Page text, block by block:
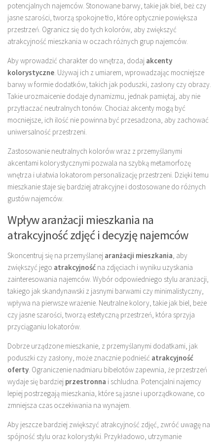
potencjalnych najemców. Stonowane barwy, takie jak biel, beż czy
jasne szarości, tworzą spokojne tło, które optycznie powiększa
przestrzeń. Ogranicz się do tych kolorów, aby zwiększyć
atrakcyjność mieszkania w oczach różnych grup najemców.
Aby wprowadzić charakter do wnętrza, dodaj akcenty
kolorystyczne . Używaj ich z umiarem, wprowadzając mocniejsze
barwy w formie dodatków, takich jak poduszki, zasłony czy obrazy.
Takie urozmaicenie dodaje dynamizmu, jednak pamiętaj, aby nie
przytłaczać neutralnych tonów. Chociaż akcenty mogą być
mocniejsze, ich ilość nie powinna być przesadzona, aby zachować
uniwersalność przestrzeni.
Zastosowanie neutralnych kolorów wraz z przemyślanymi
akcentami kolorystycznymi pozwala na szybką metamorfozę
wnętrza i ułatwia lokatorom personalizację przestrzeni. Dzięki temu
mieszkanie staje się bardziej atrakcyjne i dostosowane do różnych
gustów najemców.
Wpływ aranżacji mieszkania na
atrakcyjność zdjęć i decyzję najemców
Skoncentruj się na przemyślanej aranżacji mieszkania , aby
zwiększyć jego atrakcyjność na zdjęciach i wyniku uzyskania
zainteresowania najemców. Wybór odpowiedniego stylu aranżacji,
takiego jak skandynawski z jasnymi barwami czy minimalistyczny,
wpływa na pierwsze wrażenie. Neutralne kolory, takie jak biel, beże
czy jasne szarości, tworzą estetyczną przestrzeń, która sprzyja
przyciąganiu lokatorów.
Dobrze urządzone mieszkanie, z przemyślanymi dodatkami, jak
poduszki czy zasłony, może znacznie podnieść atrakcyjność
oferty . Ograniczenie nadmiaru bibelotów zapewnia, że przestrzeń
wydaje się bardziej przestronna i schludna. Potencjalni najemcy
lepiej postrzegają mieszkania, które są jasne i uporządkowane, co
zmniejsza czas oczekiwania na wynajem.
Aby jeszcze bardziej zwiększyć atrakcyjność zdjęć, zwróć uwagę na
spójność stylu oraz kolorystyki. Przykładowo, utrzymanie